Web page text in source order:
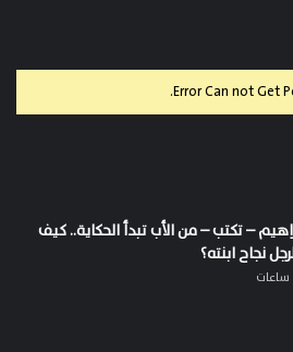
Error Can not Get
– تكتب – من الأب تبدأ الحكاية.. كيف
نجاح ابنته؟